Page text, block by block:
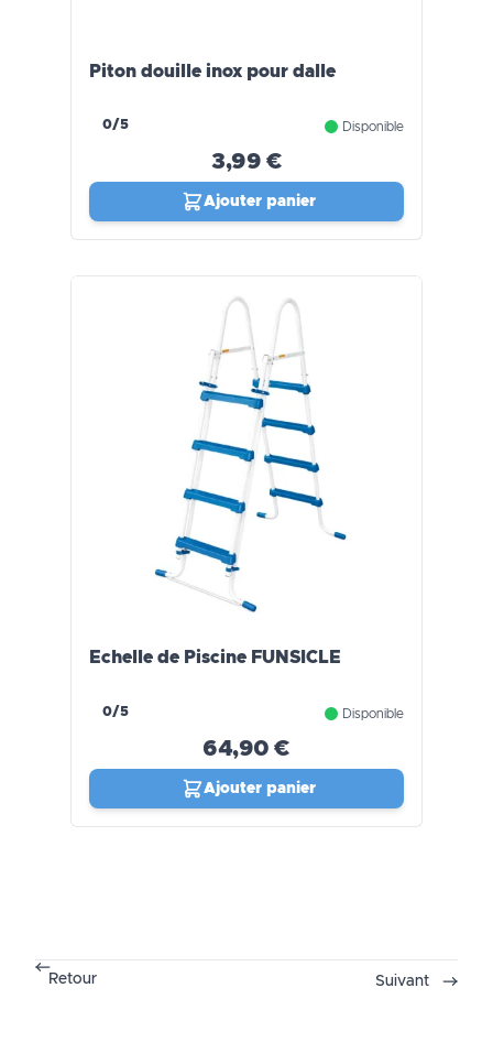
Piton douille inox pour dalle
0/5 Disponible
3,99 €
Ajouter panier
Echelle de Piscine FUNSICLE
0/5 Disponible
64,90 €
Ajouter panier
Retour Suivant